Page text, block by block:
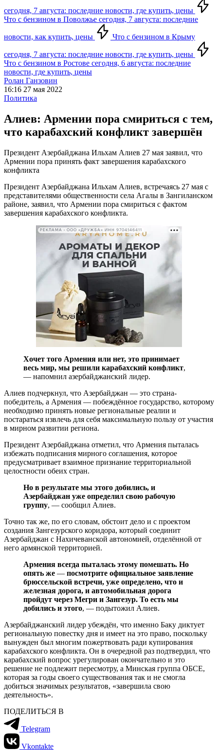
сегодня, 7 августа: последние новости, где купить, цены
Что с бензином в Поволжье сегодня, 7 августа: последние
новости, как купить, цены Что с бензином в Крыму
сегодня, 7 августа: последние новости, где купить, цены
Что с бензином в Ростове сегодня, 6 августа: последние
новости, где купить, цены
Ролан Ганзовин
16:16 27 мая 2022
Политика
Алиев: Армении пора смириться с тем,
что карабахский конфликт завершён
Президент Азербайджана Ильхам Алиев 27 мая заявил, что
Армении пора принять факт завершения карабахского
конфликта
Президент Азербайджана Ильхам Алиев, встречаясь 27 мая с
представителями общественности села Агалы в Зангиланском
районе, заявил, что Армении пора смириться с фактом
завершения карабахского конфликта.
РЕКЛАМА • ООО «ДРУЖБА» ИНН 9704146411
Хочет того Армения или нет, это принимает
весь мир, мы решили карабахский конфликт,
— напомнил азербайджанский лидер.
Алиев подчеркнул, что Азербайджан — это страна-
победитель, а Армения — побеждённое государство, которому
необходимо принять новые региональные реалии и
постараться извлечь для себя максимальную пользу от участия
в мирном развитии региона.
Президент Азербайджана отметил, что Армения пыталась
избежать подписания мирного соглашения, которое
предусматривает взаимное признание территориальной
целостности обеих стран.
Но в результате мы этого добились, и
Азербайджан уже определил свою рабочую
группу, — сообщил Алиев.
Точно так же, по его словам, обстоит дело и с проектом
создания Зангезурского коридора, который соединит
Азербайджан с Нахичеванской автономией, отделённой от
него армянской территорией.
Армения всегда пыталась этому помешать. Но
опять же — посмотрите официальное заявление
брюссельской встречи, уже определено, что и
железная дорога, и автомобильная дорога
пройдут через Мегри и Зангезур. То есть мы
добились и этого, — подытожил Алиев.
Азербайджанский лидер убеждён, что именно Баку диктует
региональную повестку дня и имеет на это право, поскольку
вынужден был многим пожертвовать ради купирования
карабахского конфликта. Он в очередной раз подтвердил, что
карабахский вопрос урегулирован окончательно и это
решение не подлежит пересмотру, а Минская группа ОБСЕ,
которая за годы своего существования так и не смогла
добиться значимых результатов, «завершила свою
деятельность».
ПОДЕЛИТЬСЯ В
Telegram
Vkontakte